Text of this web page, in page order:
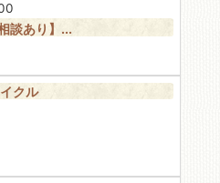
談あり】...
クル